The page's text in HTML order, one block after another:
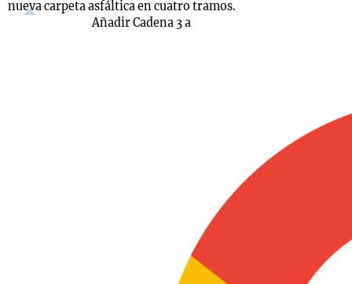
nueva carpeta asfáltica en cuatro tramos.
Añadir Cadena 3 a